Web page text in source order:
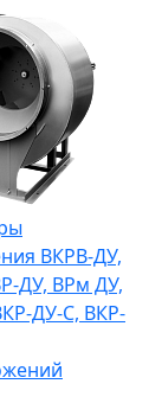
ВКРВ-ДУ,
ДУ, ВРм ДУ,
ДУ-С, ВКР-